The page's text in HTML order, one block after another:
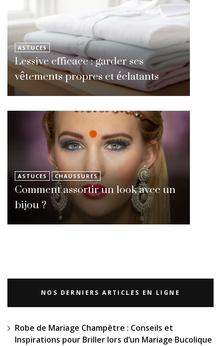
ASTUCES
Lessive efficace : garder ses
vêtements propres et éclatants
ASTUCES CHAUSSURES
Comment assortir un look avec un
bijou ?
NOS DERNIERS ARTICLES EN LIGNE
Robe de Mariage Champêtre : Conseils et
Inspirations pour Briller lors d’un Mariage Bucolique